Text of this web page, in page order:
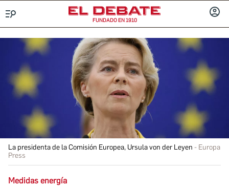
FUNDADO EN 1910
La presidenta de la Comisión Europea, Ursula von der Leyen
Europa
Press
Medidas energía